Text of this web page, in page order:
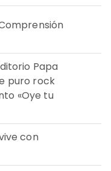
Papa
puro rock
«Oye tu
con